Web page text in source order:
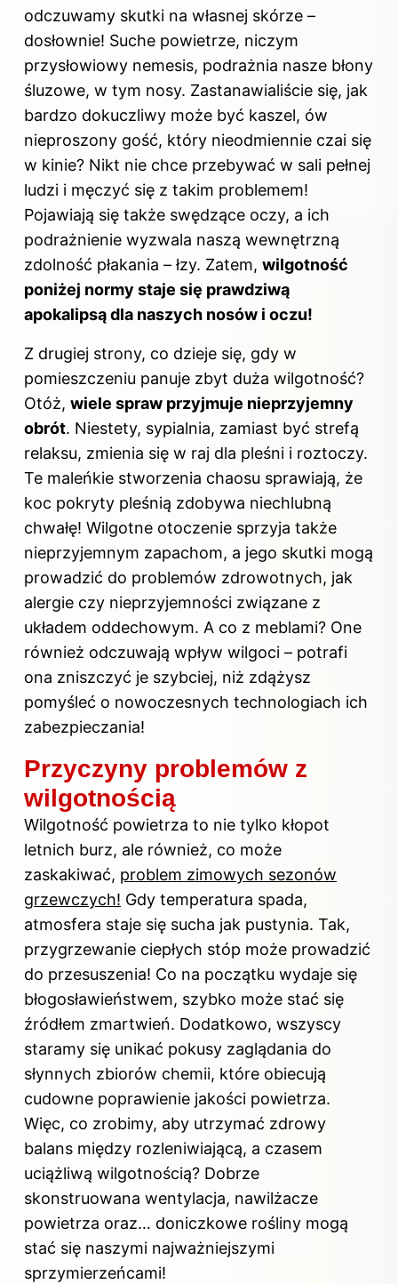
odczuwamy skutki na własnej skórze –
dosłownie! Suche powietrze, niczym
przysłowiowy nemesis, podrażnia nasze błony
śluzowe, w tym nosy. Zastanawialiście się, jak
bardzo dokuczliwy może być kaszel, ów
nieproszony gość, który nieodmiennie czai się
w kinie? Nikt nie chce przebywać w sali pełnej
ludzi i męczyć się z takim problemem!
Pojawiają się także swędzące oczy, a ich
podrażnienie wyzwala naszą wewnętrzną
zdolność płakania – łzy. Zatem, wilgotność
poniżej normy staje się prawdziwą
apokalipsą dla naszych nosów i oczu!
Z drugiej strony, co dzieje się, gdy w
pomieszczeniu panuje zbyt duża wilgotność?
Otóż, wiele spraw przyjmuje nieprzyjemny
obrót. Niestety, sypialnia, zamiast być strefą
relaksu, zmienia się w raj dla pleśni i roztoczy.
Te maleńkie stworzenia chaosu sprawiają, że
koc pokryty pleśnią zdobywa niechlubną
chwałę! Wilgotne otoczenie sprzyja także
nieprzyjemnym zapachom, a jego skutki mogą
prowadzić do problemów zdrowotnych, jak
alergie czy nieprzyjemności związane z
układem oddechowym. A co z meblami? One
również odczuwają wpływ wilgoci – potrafi
ona zniszczyć je szybciej, niż zdążysz
pomyśleć o nowoczesnych technologiach ich
zabezpieczania!
Przyczyny problemów z
wilgotnością
Wilgotność powietrza to nie tylko kłopot
letnich burz, ale również, co może
zaskakiwać, problem zimowych sezonów
grzewczych! Gdy temperatura spada,
atmosfera staje się sucha jak pustynia. Tak,
przygrzewanie ciepłych stóp może prowadzić
do przesuszenia! Co na początku wydaje się
błogosławieństwem, szybko może stać się
źródłem zmartwień. Dodatkowo, wszyscy
staramy się unikać pokusy zaglądania do
słynnych zbiorów chemii, które obiecują
cudowne poprawienie jakości powietrza.
Więc, co zrobimy, aby utrzymać zdrowy
balans między rozleniwiającą, a czasem
uciążliwą wilgotnością? Dobrze
skonstruowana wentylacja, nawilżacze
powietrza oraz… doniczkowe rośliny mogą
stać się naszymi najważniejszymi
sprzymierzeńcami!